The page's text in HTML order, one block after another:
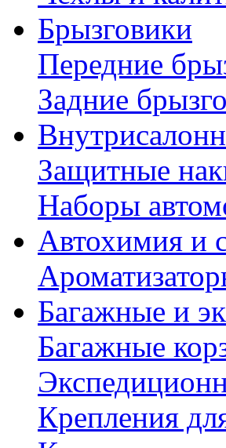
Брызговики
Передние
Задние
Защитные
Наборы
Автохимия и
Багажные и
Багажные
Крепления